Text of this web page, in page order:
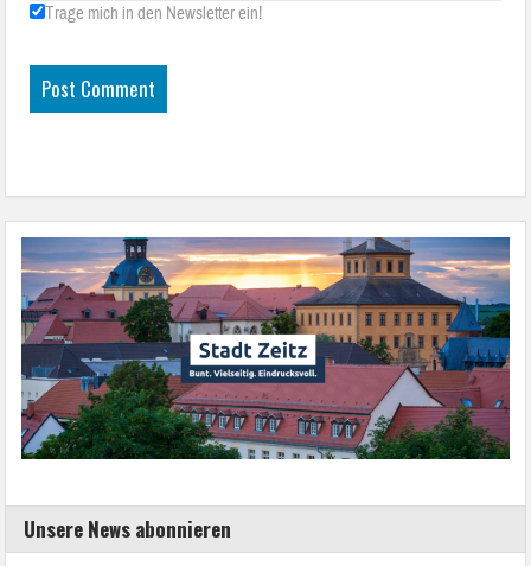
Trage mich in den Newsletter ein!
Unsere News abonnieren